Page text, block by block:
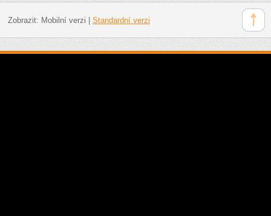
Zobrazit: Mobilní verzi Standardní verzi